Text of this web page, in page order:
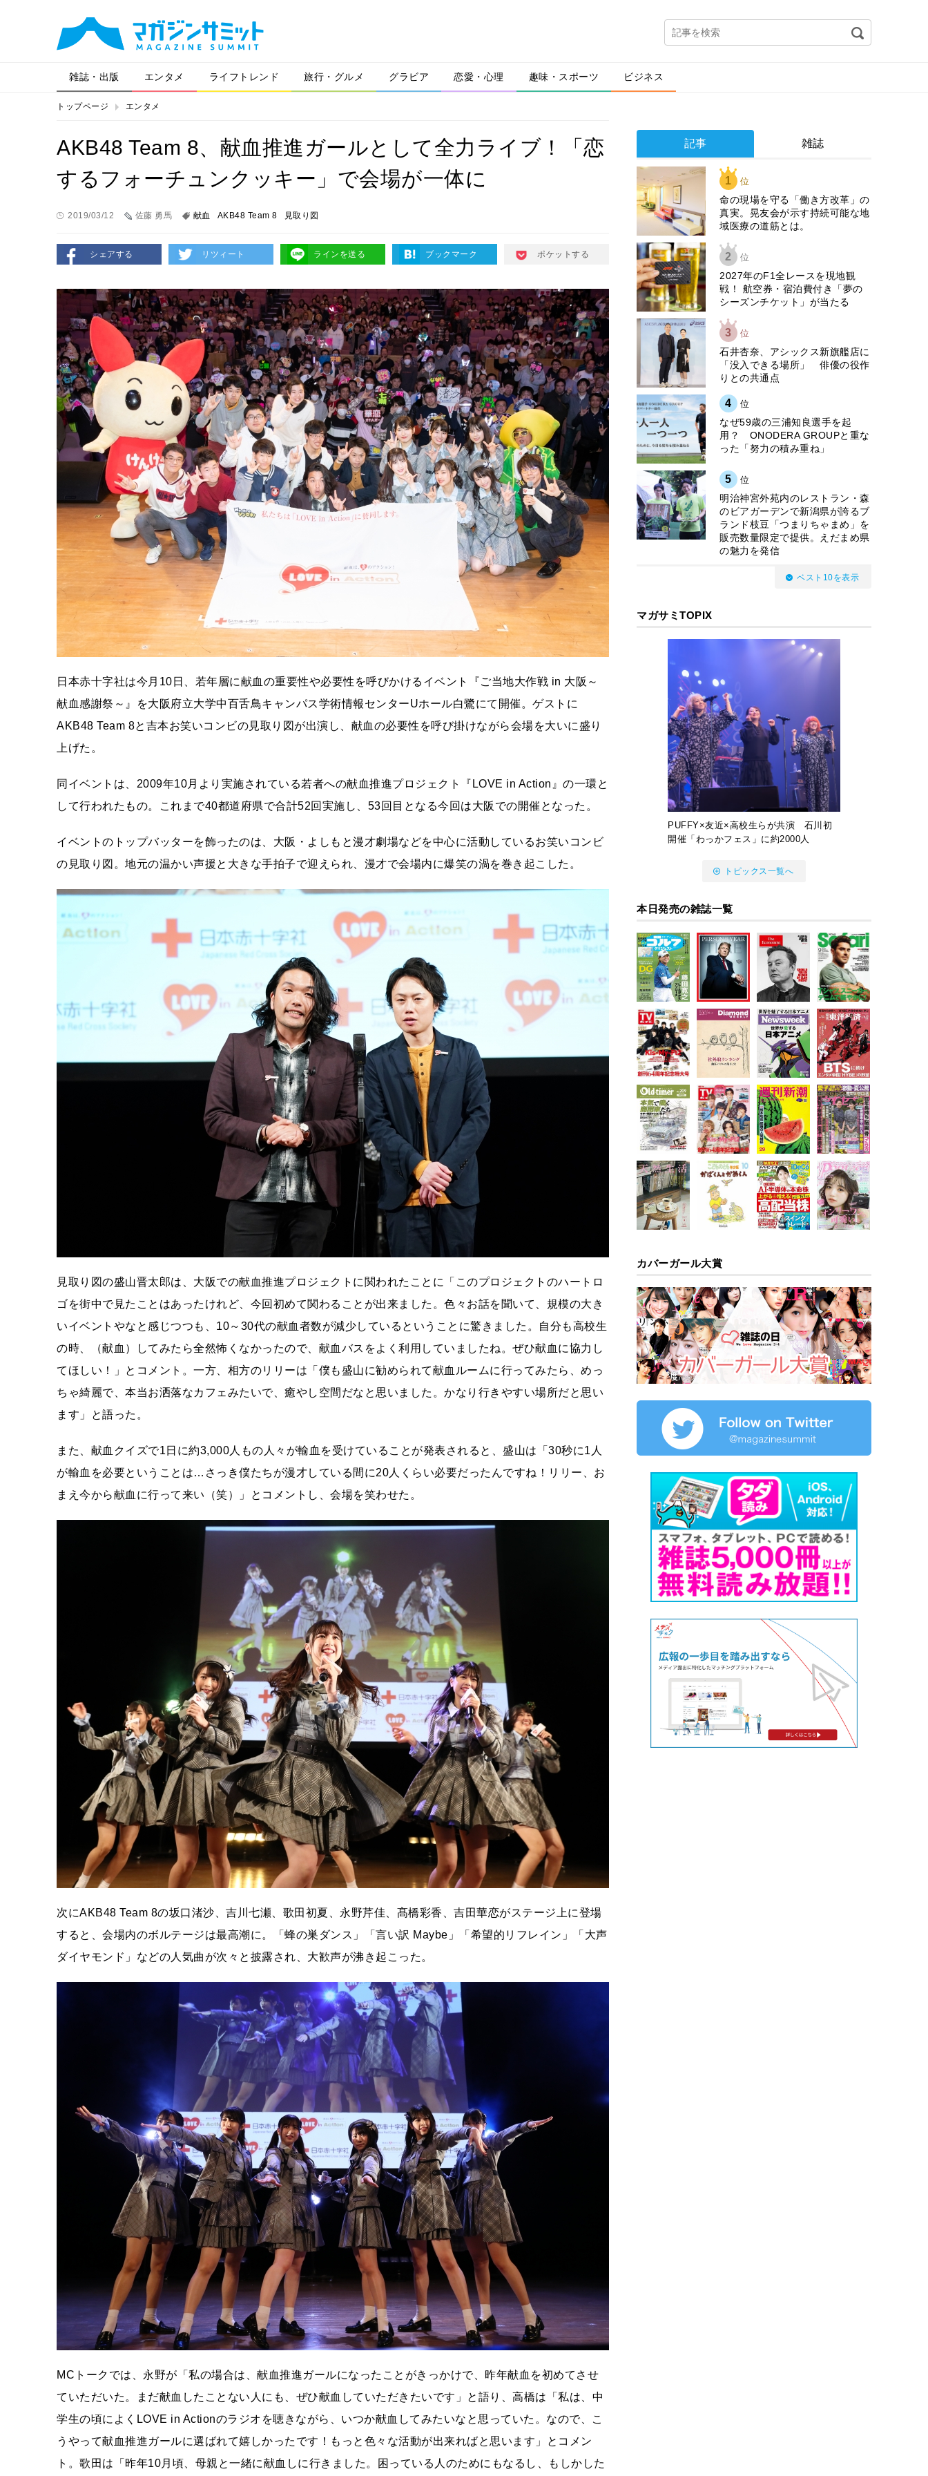
雑誌・出版 エンタメ ライフトレンド 旅行・グルメ グラビア 恋愛・心理 趣味・スポーツ ビジネス
トップページ エンタメ
AKB48 Team 8、献血推進ガールとして全力ライブ！「恋
するフォーチュンクッキー」で会場が一体に
2019/03/12 佐藤 勇馬 献血 AKB48 Team 8 見取り図
シェアする リツィート ラインを送る ブックマーク ポケットする
日本赤十字社は今月10日、若年層に献血の重要性や必要性を呼びかけるイベント『ご当地大作戦 in 大阪～
献血感謝祭～』を大阪府立大学中百舌鳥キャンパス学術情報センターUホール白鷺にて開催。ゲストに
AKB48 Team 8と吉本お笑いコンビの見取り図が出演し、献血の必要性を呼び掛けながら会場を大いに盛り
上げた。
同イベントは、2009年10月より実施されている若者への献血推進プロジェクト『LOVE in Action』の一環と
して行われたもの。これまで40都道府県で合計52回実施し、53回目となる今回は大阪での開催となった。
イベントのトップバッターを飾ったのは、大阪・よしもと漫才劇場などを中心に活動しているお笑いコンビ
の見取り図。地元の温かい声援と大きな手拍子で迎えられ、漫才で会場内に爆笑の渦を巻き起こした。
見取り図の盛山晋太郎は、大阪での献血推進プロジェクトに関われたことに「このプロジェクトのハートロ
ゴを街中で見たことはあったけれど、今回初めて関わることが出来ました。色々お話を聞いて、規模の大き
いイベントやなと感じつつも、10～30代の献血者数が減少しているということに驚きました。自分も高校生
の時、（献血）してみたら全然怖くなかったので、献血バスをよく利用していましたね。ぜひ献血に協力し
てほしい！」とコメント。一方、相方のリリーは「僕も盛山に勧められて献血ルームに行ってみたら、めっ
ちゃ綺麗で、本当お洒落なカフェみたいで、癒やし空間だなと思いました。かなり行きやすい場所だと思い
ます」と語った。
また、献血クイズで1日に約3,000人もの人々が輸血を受けていることが発表されると、盛山は「30秒に1人
が輸血を必要ということは…さっき僕たちが漫才している間に20人くらい必要だったんですね！リリー、お
まえ今から献血に行って来い（笑）」とコメントし、会場を笑わせた。
次にAKB48 Team 8の坂口渚沙、吉川七瀬、歌田初夏、永野芹佳、髙橋彩香、吉田華恋がステージ上に登場
すると、会場内のボルテージは最高潮に。「蜂の巣ダンス」「言い訳 Maybe」「希望的リフレイン」「大声
ダイヤモンド」などの人気曲が次々と披露され、大歓声が沸き起こった。
MCトークでは、永野が「私の場合は、献血推進ガールになったことがきっかけで、昨年献血を初めてさせ
ていただいた。まだ献血したことない人にも、ぜひ献血していただきたいです」と語り、高橋は「私は、中
学生の頃によくLOVE in Actionのラジオを聴きながら、いつか献血してみたいなと思っていた。なので、こ
うやって献血推進ガールに選ばれて嬉しかったです！もっと色々な活動が出来ればと思います」とコメン
ト。歌田は「昨年10月頃、母親と一緒に献血しに行きました。困っている人のためにもなるし、もしかした
記事 雑誌
1 位
​命の現場を守る「働き方改革」の
真実。晃友会が示す持続可能な地
域医療の道筋とは。
2 位
2027年のF1全レースを現地観
戦！ 航空券・宿泊費付き「夢の
シーズンチケット」が当たる
3 位
石井杏奈、アシックス新旗艦店に
「没入できる場所」 俳優の役作
りとの共通点
4 位
なぜ59歳の三浦知良選手を起
用？ ONODERA GROUPと重な
った「努力の積み重ね」
5 位
明治神宮外苑内のレストラン・森
のビアガーデンで新潟県が誇るブ
ランド枝豆「つまりちゃまめ」を
販売数量限定で提供。えだまめ県
の魅力を発信
ベスト10を表示
マガサミTOPIX
PUFFY×友近×高校生らが共演 石川初
開催「わっかフェス」に約2000人
トピックス一覧へ
本日発売の雑誌一覧
カバーガール大賞